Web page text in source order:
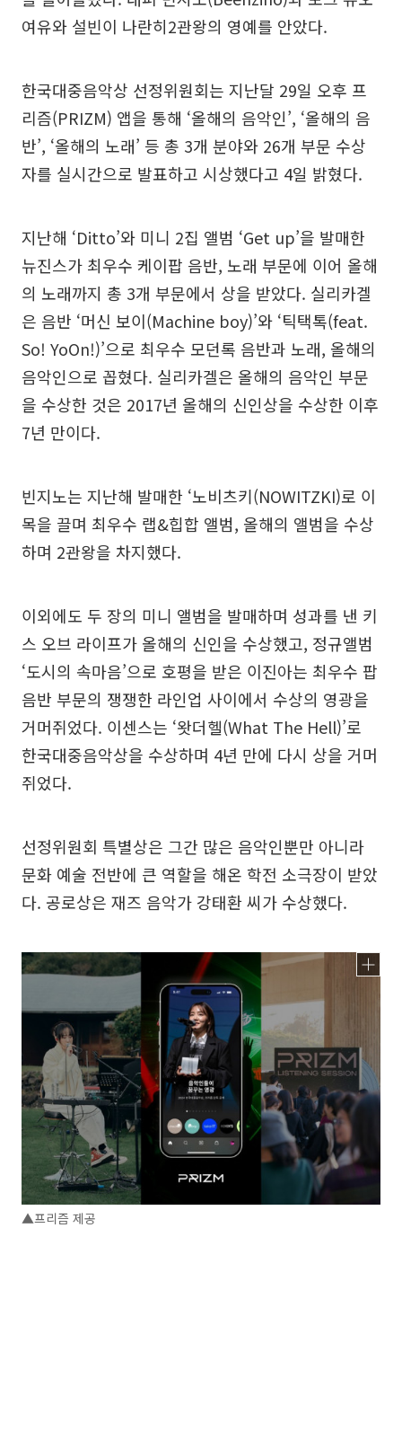
여유와 설빈이 나란히2관왕의 영예를 안았다.
한국대중음악상 선정위원회는 지난달 29일 오후 프
리즘(PRIZM) 앱을 통해 ‘올해의 음악인’, ‘올해의 음
반’, ‘올해의 노래’ 등 총 3개 분야와 26개 부문 수상
자를 실시간으로 발표하고 시상했다고 4일 밝혔다.
지난해 ‘Ditto’와 미니 2집 앨범 ‘Get up’을 발매한
뉴진스가 최우수 케이팝 음반, 노래 부문에 이어 올해
의 노래까지 총 3개 부문에서 상을 받았다. 실리카겔
은 음반 ‘머신 보이(Machine boy)’와 ‘틱택톡(feat.
So! YoOn!)’으로 최우수 모던록 음반과 노래, 올해의
음악인으로 꼽혔다. 실리카겔은 올해의 음악인 부문
을 수상한 것은 2017년 올해의 신인상을 수상한 이후
7년 만이다.
빈지노는 지난해 발매한 ‘노비츠키(NOWITZKI)로 이
목을 끌며 최우수 랩&힙합 앨범, 올해의 앨범을 수상
하며 2관왕을 차지했다.
이외에도 두 장의 미니 앨범을 발매하며 성과를 낸 키
스 오브 라이프가 올해의 신인을 수상했고, 정규앨범
‘도시의 속마음’으로 호평을 받은 이진아는 최우수 팝
음반 부문의 쟁쟁한 라인업 사이에서 수상의 영광을
거머쥐었다. 이센스는 ‘왓더헬(What The Hell)’로
한국대중음악상을 수상하며 4년 만에 다시 상을 거머
쥐었다.
선정위원회 특별상은 그간 많은 음악인뿐만 아니라
문화 예술 전반에 큰 역할을 해온 학전 소극장이 받았
다. 공로상은 재즈 음악가 강태환 씨가 수상했다.
▲프리즘 제공